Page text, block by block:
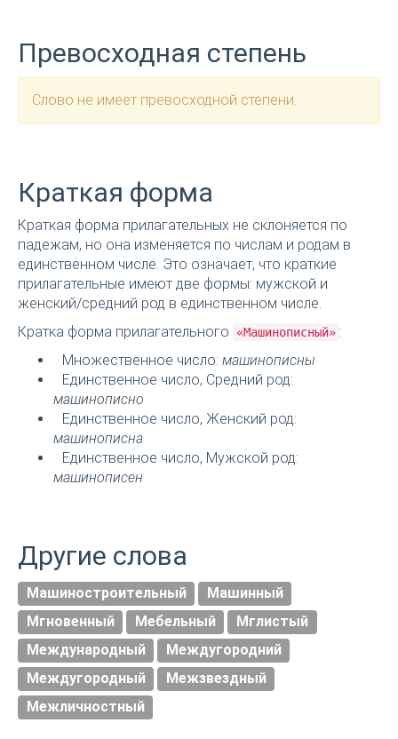
Превосходная степень
Слово не имеет превосходной степени.
Краткая форма
Краткая форма прилагательных не склоняется по
падежам, но она изменяется по числам и родам в
единственном числе. Это означает, что краткие
прилагательные имеют две формы: мужской и
женский/средний род в единственном числе.
Кратка форма прилагательного
«Машинописный» :
Множественное число: машинописны
Единственное число, Средний род:
машинописно
Единственное число, Женский род:
машинописна
Единственное число, Мужской род:
машинописен
Другие слова
Машиностроительный
Машинный
Мгновенный
Мебельный
Мглистый
Международный
Междугородний
Междугородный
Межзвездный
Межличностный